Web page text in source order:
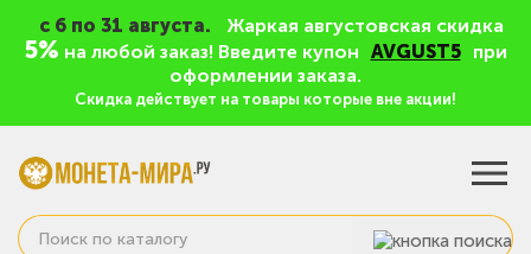
c 6 по 31 августа. Жаркая августовская скидка
5% на любой заказ! Введите купон AVGUST5
при
оформлении заказа.
Скидка действует на товары которые вне акции!